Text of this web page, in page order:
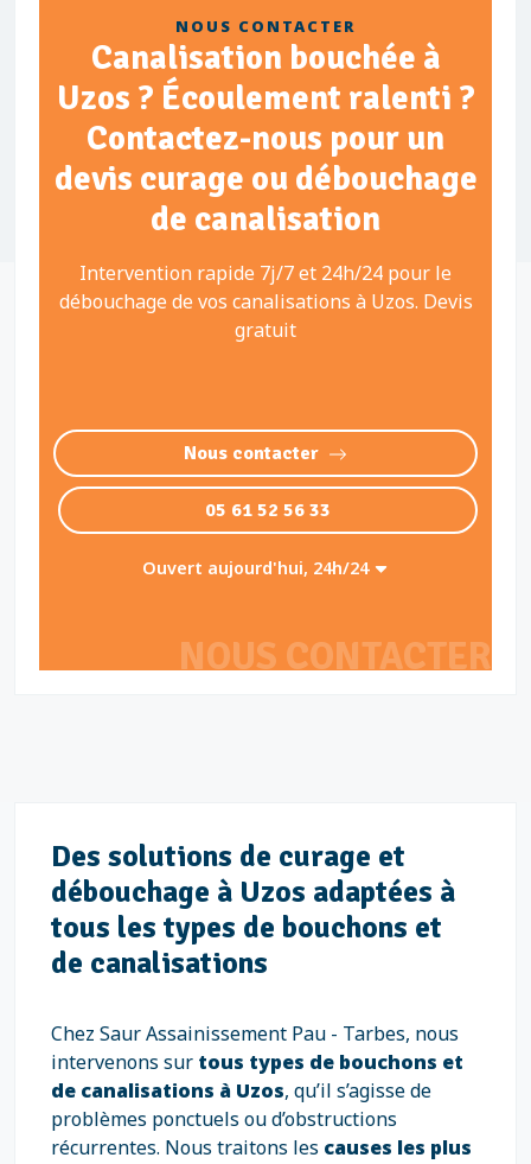
NOUS CONTACTER
NOUS CONTACTER
Canalisation bouchée à
Uzos ? Écoulement ralenti ?
Contactez-nous pour un
devis curage ou débouchage
de canalisation
Intervention rapide 7j/7 et 24h/24 pour le
débouchage de vos canalisations à Uzos. Devis
gratuit
Nous contacter
05 61 52 56 33
Ouvert aujourd'hui, 24h/24
Des solutions de curage et
débouchage à Uzos adaptées à
tous les types de bouchons et
de canalisations
Chez Saur Assainissement Pau - Tarbes, nous
intervenons sur tous types de bouchons et
de canalisations à Uzos, qu’il s’agisse de
problèmes ponctuels ou d’obstructions
récurrentes. Nous traitons les causes les plus